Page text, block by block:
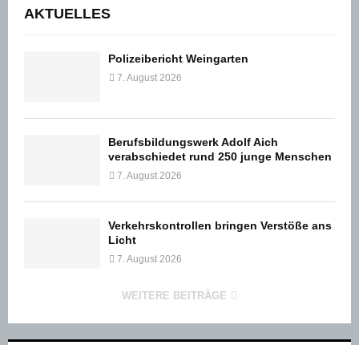
AKTUELLES
Polizeibericht Weingarten
7. August 2026
Berufsbildungswerk Adolf Aich
verabschiedet rund 250 junge Menschen
7. August 2026
Verkehrskontrollen bringen Verstöße ans
Licht
7. August 2026
WEITERE BEITRÄGE